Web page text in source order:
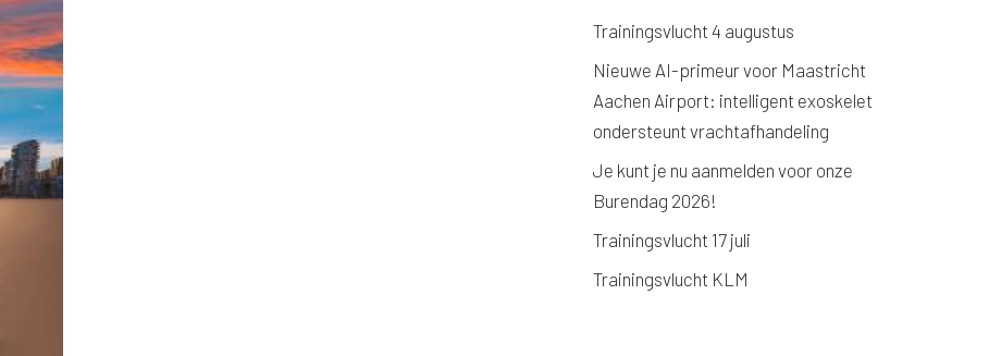
Trainingsvlucht 4 augustus
Nieuwe AI-primeur voor Maastricht
Aachen Airport: intelligent exoskelet
ondersteunt vrachtafhandeling
Je kunt je nu aanmelden voor onze
Burendag 2026!
Trainingsvlucht 17 juli
Trainingsvlucht KLM